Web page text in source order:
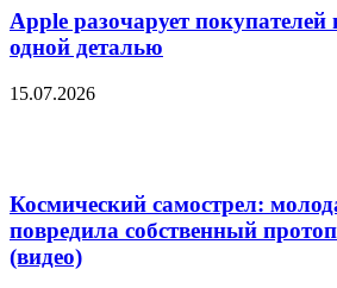
Apple разочарует
одной деталью
15.07.2026
Космический самострел:
повредила собственный
(видео)